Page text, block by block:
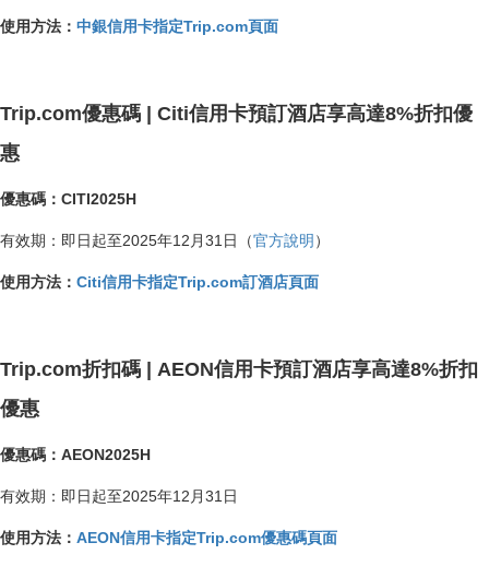
使用方法： 中銀信用卡指定Trip.com頁面
Trip.com優惠碼 | Citi信用卡預訂酒店享高達8%折扣優
惠
優惠碼：CITI2025H
有效期：即日起至2025年12月31日（官方說明 ）
使用方法： Citi信用卡指定Trip.com訂酒店頁面
Trip.com折扣碼 | AEON信用卡預訂酒店享高達8%折扣
優惠
優惠碼：AEON2025H
有效期：即日起至2025年12月31日
使用方法： AEON信用卡指定Trip.com優惠碼頁面